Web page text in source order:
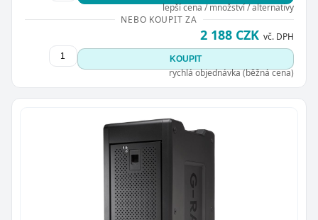
lepší cena / množství / alternativy
NEBO KOUPIT ZA
2 188 CZK vč. DPH
KOUPIT
rychlá objednávka (běžná cena)